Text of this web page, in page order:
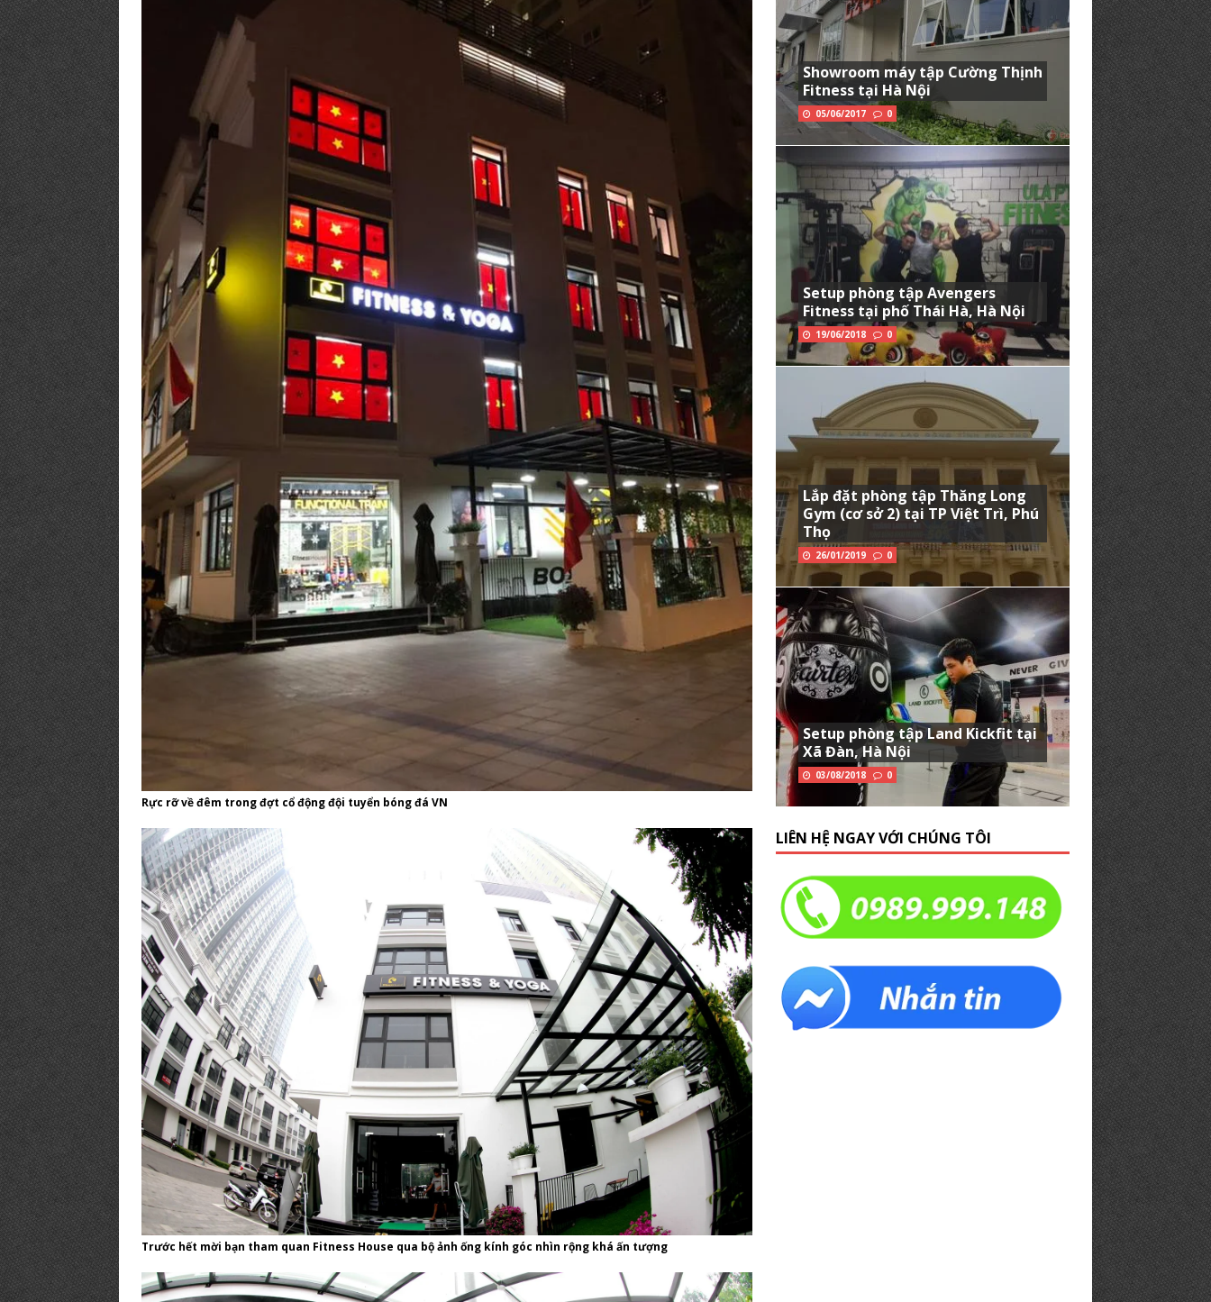
Rực rỡ về đêm trong đợt cổ động đội tuyển bóng đá VN
Trước hết mời bạn tham quan Fitness House qua bộ ảnh ống kính góc nhìn rộng khá ấn tượng
Showroom máy tập Cường Thịnh
Fitness tại Hà Nội
05/06/2017 0
Setup phòng tập Avengers
Fitness tại phố Thái Hà, Hà Nội
19/06/2018 0
Lắp đặt phòng tập Thăng Long
Gym (cơ sở 2) tại TP Việt Trì, Phú
Thọ
26/01/2019 0
Setup phòng tập Land Kickfit tại
Xã Đàn, Hà Nội
03/08/2018 0
LIÊN HỆ NGAY VỚI CHÚNG TÔI